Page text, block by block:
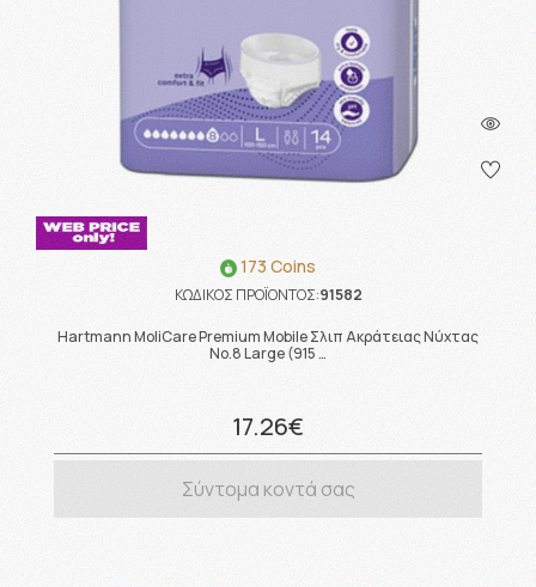
173 Coins
ΚΩΔΙΚΟΣ ΠΡΟΪΟΝΤΟΣ:91582
Hartmann MoliCare Premium Mobile Σλιπ Ακράτειας Νύχτας
No.8 Large (915 …
17.26€
Σύντομα κοντά σας